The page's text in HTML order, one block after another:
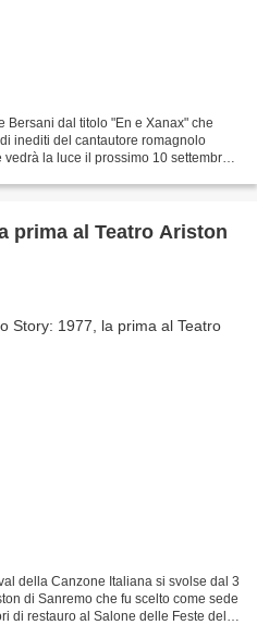
Bersani dal titolo "En e Xanax" che
inediti del cantautore romagnolo
la luce il prossimo 10 settembre.
prima al Teatro Ariston
della Canzone Italiana si svolse dal 3
di Sanremo che fu scelto come sede
di restauro al Salone delle Feste del